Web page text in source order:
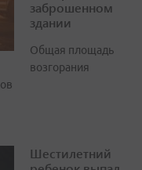
заброшенном
здании
Общая площадь
возгорания
Шестилетний